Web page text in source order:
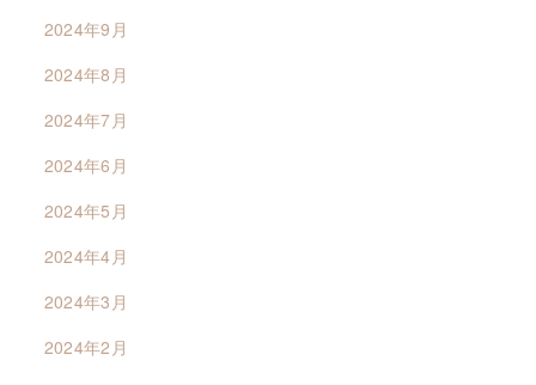
2024年9月
2024年8月
2024年7月
2024年6月
2024年5月
2024年4月
2024年3月
2024年2月